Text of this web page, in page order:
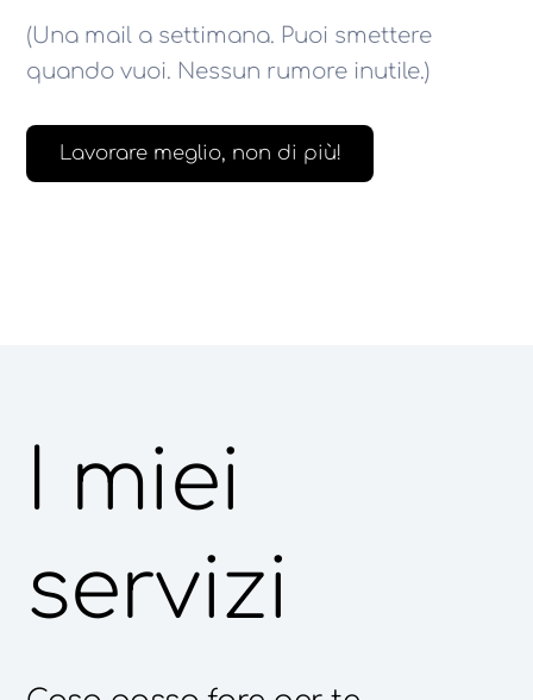
(Una mail a settimana. Puoi smettere
quando vuoi. Nessun rumore inutile.)
Lavorare meglio, non di più!
I miei
servizi